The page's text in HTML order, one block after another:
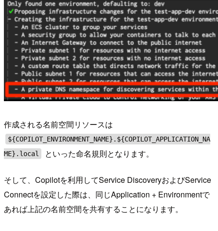
作成される名前空間リソースは
${COPILOT_ENVIRONMENT_NAME}.${COPILOT_APPLICATION_NA
ME}.local
といった命名規則となります。
そして、Copilotを利用してService DiscoveryおよびService
Connectを設定した際は、同じApplication + Environmentで
あれば上記の名前空間を共有することになります。